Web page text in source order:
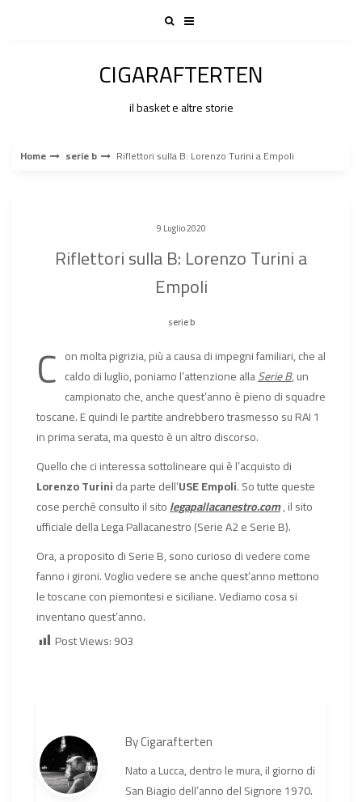
CIGARAFTERTEN
il basket e altre storie
Home serie b Riflettori sulla B: Lorenzo Turini a Empoli
9 Luglio 2020
Riflettori sulla B: Lorenzo Turini a
Empoli
serie b
C on molta pigrizia, più a causa di impegni familiari, che al
caldo di luglio, poniamo l’attenzione allaSerie B, un
campionato che, anche quest’anno è pieno di squadre
toscane. E quindi le partite andrebbero trasmesso su RAI 1
in prima serata, ma questo è un altro discorso.
Quello che ci interessa sottolineare qui è l’acquisto di
Lorenzo Turinida parte dell’USE Empoli. So tutte queste
cose perché consulto il sitolegapallacanestro.com, il sito
ufficiale della Lega Pallacanestro (Serie A2 e Serie B).
Ora, a proposito di Serie B, sono curioso di vedere come
fanno i gironi. Voglio vedere se anche quest’anno mettono
le toscane con piemontesi e siciliane. Vediamo cosa si
inventano quest’anno.
Post Views:903
ByCigarafterten
Nato a Lucca, dentro le mura, il giorno di
San Biagio dell’anno del Signore 1970.